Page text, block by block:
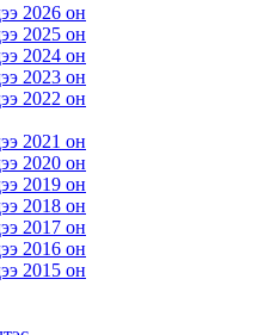
2026 он
2025 он
2024 он
2023 он
2022 он
2021 он
2020 он
2019 он
2018 он
2017 он
2016 он
2015 он